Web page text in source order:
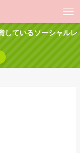
しているソーシャルレ